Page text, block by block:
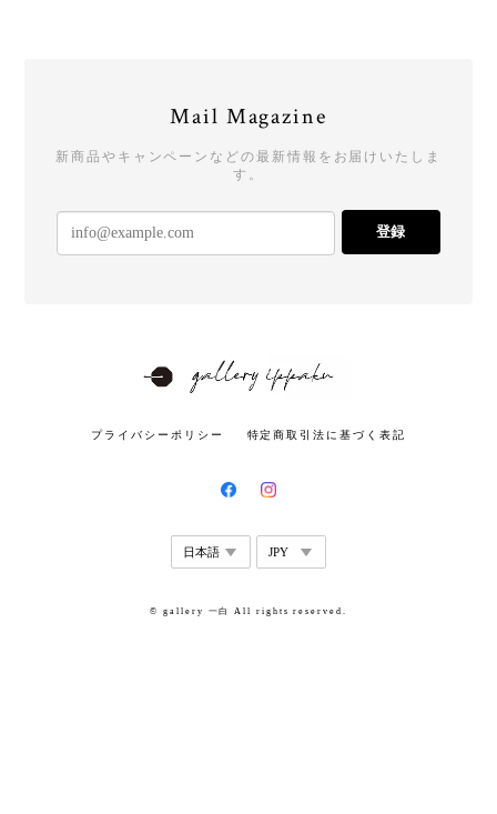
Mail Magazine
新商品やキャンペーンなどの最新情報をお届けいたしま
す。
登録
プライバシーポリシー 特定商取引法に基づく表記
© gallery 一白 All rights reserved.